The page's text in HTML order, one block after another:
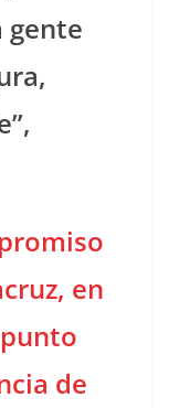
gente
en
de